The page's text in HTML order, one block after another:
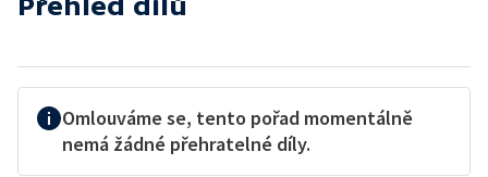
Přehled dílů
Omlouváme se, tento pořad momentálně
nemá žádné přehratelné díly.